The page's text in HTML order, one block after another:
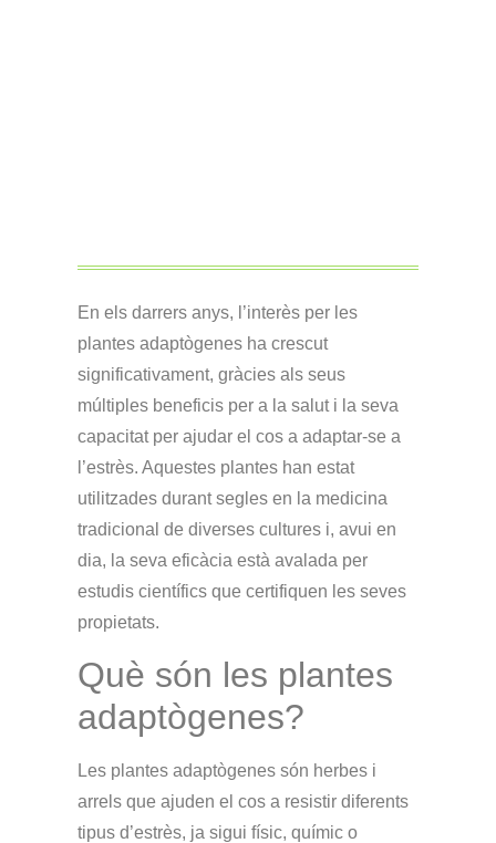
En els darrers anys, l’interès per les
plantes adaptògenes ha crescut
significativament, gràcies als seus
múltiples beneficis per a la salut i la seva
capacitat per ajudar el cos a adaptar-se a
l’estrès. Aquestes plantes han estat
utilitzades durant segles en la medicina
tradicional de diverses cultures i, avui en
dia, la seva eficàcia està avalada per
estudis científics que certifiquen les seves
propietats.
Què són les plantes
adaptògenes?
Les plantes adaptògenes són herbes i
arrels que ajuden el cos a resistir diferents
tipus d’estrès, ja sigui físic, químic o